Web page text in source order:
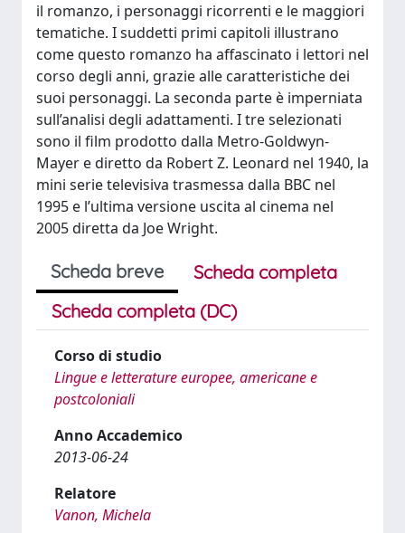
il romanzo, i personaggi ricorrenti e le maggiori
tematiche. I suddetti primi capitoli illustrano
come questo romanzo ha affascinato i lettori nel
corso degli anni, grazie alle caratteristiche dei
suoi personaggi. La seconda parte è imperniata
sull’analisi degli adattamenti. I tre selezionati
sono il film prodotto dalla Metro-Goldwyn-
Mayer e diretto da Robert Z. Leonard nel 1940, la
mini serie televisiva trasmessa dalla BBC nel
1995 e l’ultima versione uscita al cinema nel
2005 diretta da Joe Wright.
Scheda breve
Scheda completa
Scheda completa (DC)
Corso di studio
Lingue e letterature europee, americane e
postcoloniali
Anno Accademico
2013-06-24
Relatore
Vanon, Michela